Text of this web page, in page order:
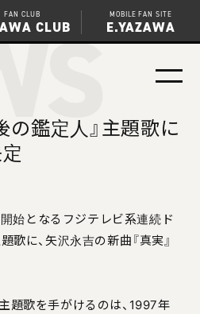
FAN CLUB
CLUB
MOBILE FAN SITE
E.YAZAWA
の鑑定人』主題歌に
始となるフジテレビ系連続ド
歌に、矢沢永吉の新曲『真実』
題歌を手がけるのは、1997年